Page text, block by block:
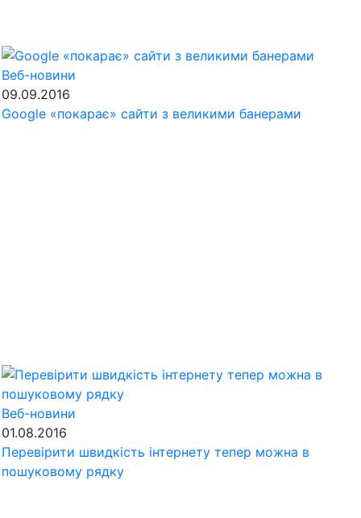
Веб-новини
09.09.2016
Google «покарає» сайти з великими банерами
Веб-новини
01.08.2016
Перевірити швидкість інтернету тепер можна в
пошуковому рядку